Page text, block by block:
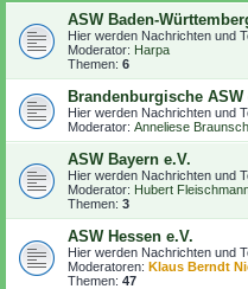
ASW Baden-
Hier werden Nachrichten und
Moderator: Harpa
Themen: 6
Brandenburgische ASW
Hier werden Nachrichten und
Moderator: Anneliese
ASW Bayern e.V.
Hier werden Nachrichten und
Moderator: Hubert
Themen: 3
ASW Hessen e.V.
Hier werden Nachrichten und
Moderatoren: Klaus Berndt
Themen: 47